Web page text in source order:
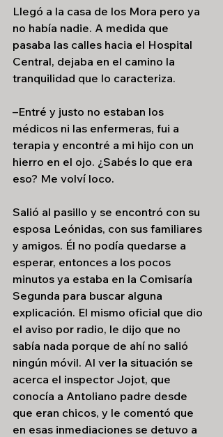
Llegó a la casa de los Mora pero ya
no había nadie. A medida que
pasaba las calles hacia el Hospital
Central, dejaba en el camino la
tranquilidad que lo caracteriza.
–Entré y justo no estaban los
médicos ni las enfermeras, fui a
terapia y encontré a mi hijo con un
hierro en el ojo. ¿Sabés lo que era
eso? Me volví loco.
Salió al pasillo y se encontró con su
esposa Leónidas, con sus familiares
y amigos. Él no podía quedarse a
esperar, entonces a los pocos
minutos ya estaba en la Comisaría
Segunda para buscar alguna
explicación. El mismo oficial que dio
el aviso por radio, le dijo que no
sabía nada porque de ahí no salió
ningún móvil. Al ver la situación se
acerca el inspector Jojot, que
conocía a Antoliano padre desde
que eran chicos, y le comentó que
en esas inmediaciones se detuvo a